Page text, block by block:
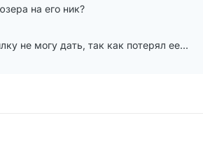
на его ник?
не могу дать, так как потерял ее...